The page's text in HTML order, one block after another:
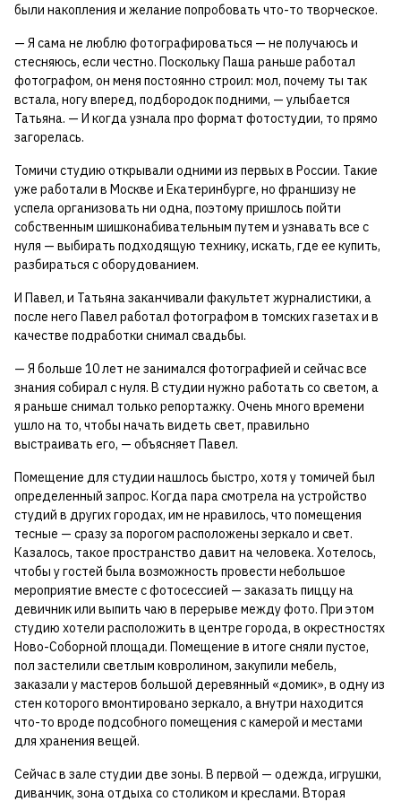
были накопления и желание попробовать что-то творческое.
— Я сама не люблю фотографироваться — не получаюсь и
стесняюсь, если честно. Поскольку Паша раньше работал
фотографом, он меня постоянно строил: мол, почему ты так
встала, ногу вперед, подбородок подними, — улыбается
Татьяна. — И когда узнала про формат фотостудии, то прямо
загорелась.
Томичи студию открывали одними из первых в России. Такие
уже работали в Москве и Екатеринбурге, но франшизу не
успела организовать ни одна, поэтому пришлось пойти
собственным шишконабивательным путем и узнавать все с
нуля — выбирать подходящую технику, искать, где ее купить,
разбираться с оборудованием.
И Павел, и Татьяна заканчивали факультет журналистики, а
после него Павел работал фотографом в томских газетах и в
качестве подработки снимал свадьбы.
— Я больше 10 лет не занимался фотографией и сейчас все
знания собирал с нуля. В студии нужно работать со светом, а
я раньше снимал только репортажку. Очень много времени
ушло на то, чтобы начать видеть свет, правильно
выстраивать его, — объясняет Павел.
Помещение для студии нашлось быстро, хотя у томичей был
определенный запрос. Когда пара смотрела на устройство
студий в других городах, им не нравилось, что помещения
тесные — сразу за порогом расположены зеркало и свет.
Казалось, такое пространство давит на человека. Хотелось,
чтобы у гостей была возможность провести небольшое
мероприятие вместе с фотосессией — заказать пиццу на
девичник или выпить чаю в перерыве между фото. При этом
студию хотели расположить в центре города, в окрестностях
Ново-Соборной площади. Помещение в итоге сняли пустое,
пол застелили светлым ковролином, закупили мебель,
заказали у мастеров большой деревянный «домик», в одну из
стен которого вмонтировано зеркало, а внутри находится
что-то вроде подсобного помещения с камерой и местами
для хранения вещей.
Сейчас в зале студии две зоны. В первой — одежда, игрушки,
диванчик, зона отдыха со столиком и креслами. Вторая